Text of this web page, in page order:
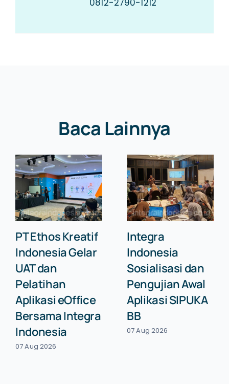
Baca Lainnya
PT Ethos Kreatif
Indonesia Gelar
UAT dan
Pelatihan
Aplikasi eOffice
Bersama Integra
Indonesia
07 Aug 2026
Integra
Indonesia
Sosialisasi dan
Pengujian Awal
Aplikasi SIPUKA
BB
07 Aug 2026